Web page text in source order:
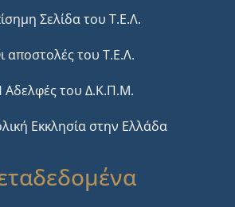
Σελίδα του Τ.Ε.Λ.
αποστολές του Τ.Ε.Λ.
Αδελφές του Δ.Κ.Π.Μ.
Εκκλησία στην Ελλάδα